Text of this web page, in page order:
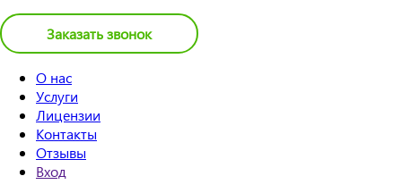
Заказать звонок
О нас
Услуги
Лицензии
Контакты
Отзывы
Вход